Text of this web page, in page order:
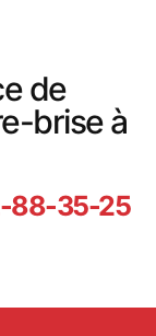
de
brise à
88-35-25